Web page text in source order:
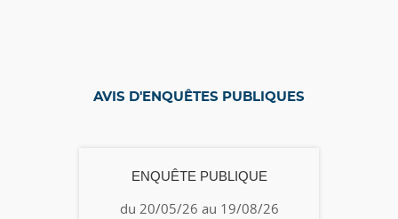
AVIS D'ENQUÊTES PUBLIQUES
ENQUÊTE PUBLIQUE
du 20/05/26 au 19/08/26